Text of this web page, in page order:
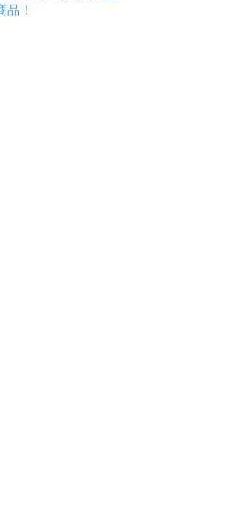
品！